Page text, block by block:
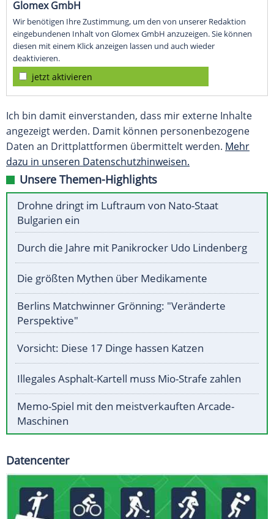
Glomex GmbH
Wir benötigen Ihre Zustimmung, um den von unserer Redaktion
eingebundenen Inhalt von Glomex GmbH anzuzeigen. Sie können
diesen mit einem Klick anzeigen lassen und auch wieder
deaktivieren.
jetzt aktivieren
Ich bin damit einverstanden, dass mir externe Inhalte
angezeigt werden. Damit können personenbezogene
Daten an Drittplattformen übermittelt werden. Mehr
dazu in unseren Datenschutzhinweisen.
Unsere Themen-Highlights
Drohne dringt im Luftraum von Nato-Staat
Bulgarien ein
Durch die Jahre mit Panikrocker Udo Lindenberg
Die größten Mythen über Medikamente
Berlins Matchwinner Grönning: "Veränderte
Perspektive"
Vorsicht: Diese 17 Dinge hassen Katzen
Illegales Asphalt-Kartell muss Mio-Strafe zahlen
Memo-Spiel mit den meistverkauften Arcade-
Maschinen
Datencenter